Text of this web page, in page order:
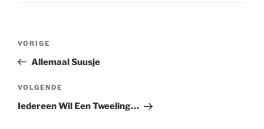
Vorig
bericht
VORIGE
Allemaal Suusje
Volgend
bericht
VOLGENDE
Iedereen Wil Een Tweeling…